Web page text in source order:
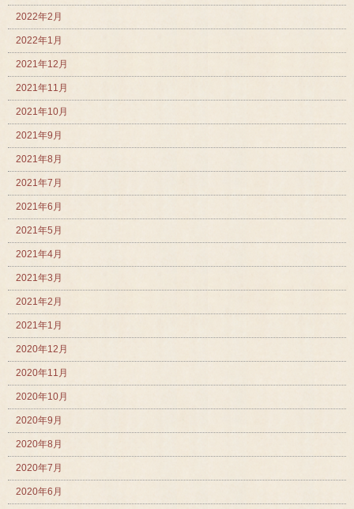
2022年2月
2022年1月
2021年12月
2021年11月
2021年10月
2021年9月
2021年8月
2021年7月
2021年6月
2021年5月
2021年4月
2021年3月
2021年2月
2021年1月
2020年12月
2020年11月
2020年10月
2020年9月
2020年8月
2020年7月
2020年6月